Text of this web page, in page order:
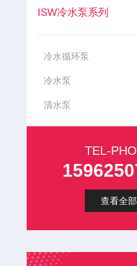
ISW冷水泵系列
冷水循环泵
冷水泵
清水泵
TEL-
查看全部